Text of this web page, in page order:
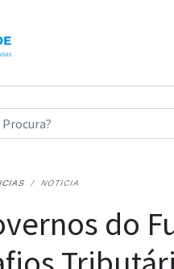
NOTICIA
do